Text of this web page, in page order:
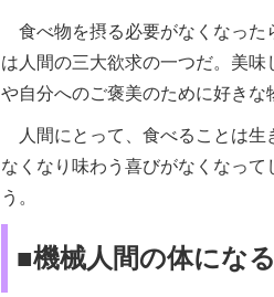
食べ物を摂る必要がなくなった
は人間の三大欲求の一つだ。美
や自分へのご褒美のために好きな
人間にとって、食べることは生
なくなり味わう喜びがなくなっ
う。
■機械人間の体にな